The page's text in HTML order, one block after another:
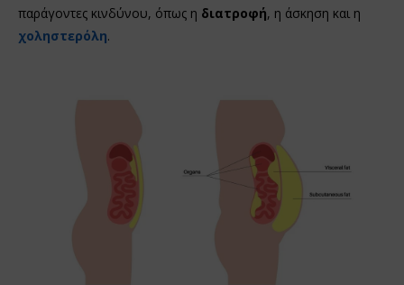
παράγοντες κινδύνου, όπως η διατροφή, η άσκηση και η
χοληστερόλη.